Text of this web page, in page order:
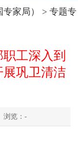
家局） > 专题专
工深入到
巩卫清洁
浏览： -